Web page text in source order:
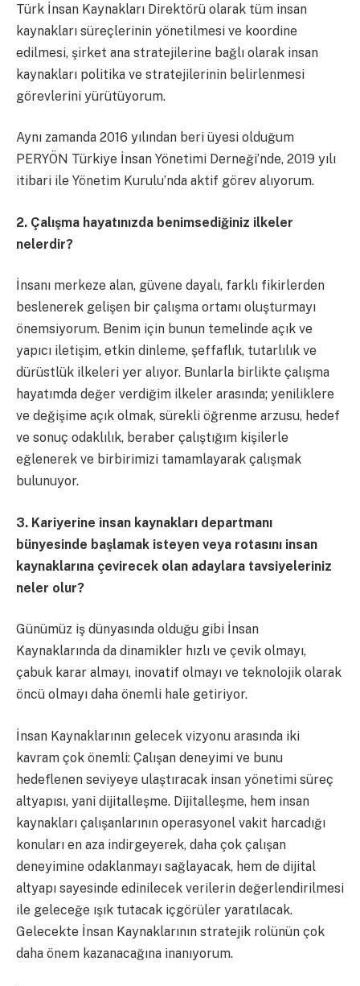
Türk İnsan Kaynakları Direktörü olarak tüm insan
kaynakları süreçlerinin yönetilmesi ve koordine
edilmesi, şirket ana stratejilerine bağlı olarak insan
kaynakları politika ve stratejilerinin belirlenmesi
görevlerini yürütüyorum.
Aynı zamanda 2016 yılından beri üyesi olduğum
PERYÖN Türkiye İnsan Yönetimi Derneği’nde, 2019 yılı
itibari ile Yönetim Kurulu’nda aktif görev alıyorum.
2. Çalışma hayatınızda benimsediğiniz ilkeler
nelerdir?
İnsanı merkeze alan, güvene dayalı, farklı fikirlerden
beslenerek gelişen bir çalışma ortamı oluşturmayı
önemsiyorum. Benim için bunun temelinde açık ve
yapıcı iletişim, etkin dinleme, şeffaflık, tutarlılık ve
dürüstlük ilkeleri yer alıyor. Bunlarla birlikte çalışma
hayatımda değer verdiğim ilkeler arasında; yeniliklere
ve değişime açık olmak, sürekli öğrenme arzusu, hedef
ve sonuç odaklılık, beraber çalıştığım kişilerle
eğlenerek ve birbirimizi tamamlayarak çalışmak
bulunuyor.
3. Kariyerine insan kaynakları departmanı
bünyesinde başlamak isteyen veya rotasını insan
kaynaklarına çevirecek olan adaylara tavsiyeleriniz
neler olur?
Günümüz iş dünyasında olduğu gibi İnsan
Kaynaklarında da dinamikler hızlı ve çevik olmayı,
çabuk karar almayı, inovatif olmayı ve teknolojik olarak
öncü olmayı daha önemli hale getiriyor.
İnsan Kaynaklarının gelecek vizyonu arasında iki
kavram çok önemli: Çalışan deneyimi ve bunu
hedeflenen seviyeye ulaştıracak insan yönetimi süreç
altyapısı, yani dijitalleşme. Dijitalleşme, hem insan
kaynakları çalışanlarının operasyonel vakit harcadığı
konuları en aza indirgeyerek, daha çok çalışan
deneyimine odaklanmayı sağlayacak, hem de dijital
altyapı sayesinde edinilecek verilerin değerlendirilmesi
ile geleceğe ışık tutacak içgörüler yaratılacak.
Gelecekte İnsan Kaynaklarının stratejik rolünün çok
daha önem kazanacağına inanıyorum.